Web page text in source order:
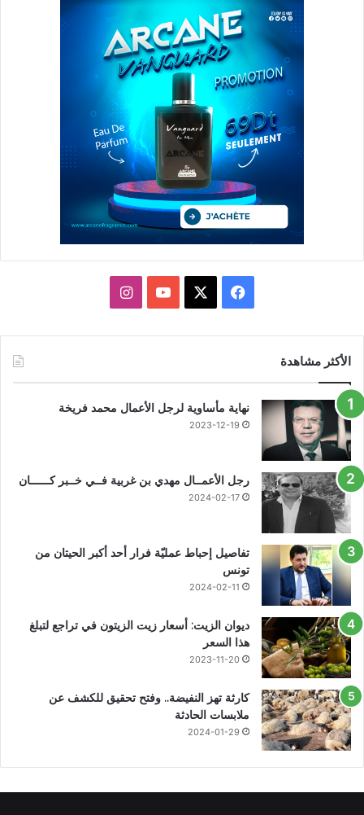
فيسبوك يوتيوبانستقرام
الأكثر مشاهدة
نهاية مأساوية لرجل الأعمال محمد فريخة
2023-12-19
رجل الأعمــال مهدي بن غربية فــي خــبر كــــــان
2024-02-17
تفاصيل إحباط عمليّة فرار أحد أكبر الحيتان من
تونس
2024-02-11
ديوان الزيت: أسعار زيت الزيتون في تراجع لتبلغ
هذا السعر
2023-11-20
كارثة تهز النفيضة.. وفتح تحقيق للكشف عن
ملابسات الحادثة
2024-01-29